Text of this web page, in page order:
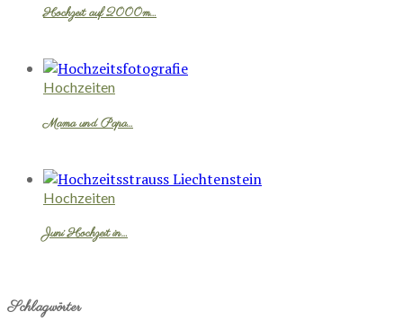
Hochzeit auf 2000m…
Hochzeiten
Mama und Papa…
Hochzeiten
Juni Hochzeit in…
Schlagwörter